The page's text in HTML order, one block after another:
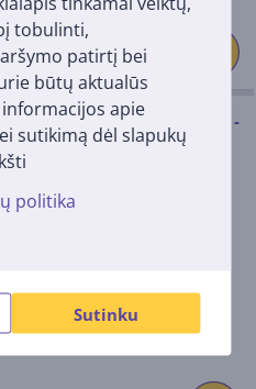
tobulinti,
patirtį bei
būtų aktualūs
apie
sutikimą dėl slapukų
politika
Sutinku
Gentle Air 1000 W, baltas -
radiatorius
H1000MEC
99 €